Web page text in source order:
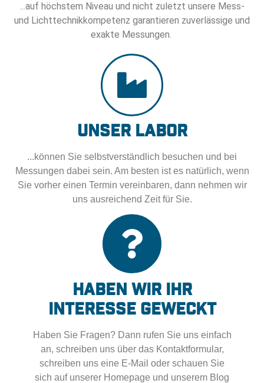
...auf höchstem Niveau und nicht zuletzt unsere Mess-
und Lichttechnikkompetenz garantieren zuverlässige und
exakte Messungen.
Unser Labor
...können Sie selbstverständlich besuchen und bei
Messungen dabei sein. Am besten ist es natürlich, wenn
Sie vorher einen Termin vereinbaren, dann nehmen wir
uns ausreichend Zeit für Sie.
Haben wir Ihr
Interesse geweckt
Haben Sie Fragen? Dann rufen Sie uns einfach
an, schreiben uns über das Kontaktformular,
schreiben uns eine E-Mail oder schauen Sie
sich auf unserer Homepage und unserem Blog